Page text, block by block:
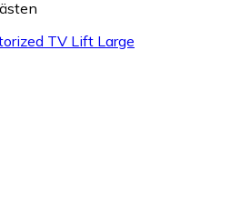
TV Lift Large